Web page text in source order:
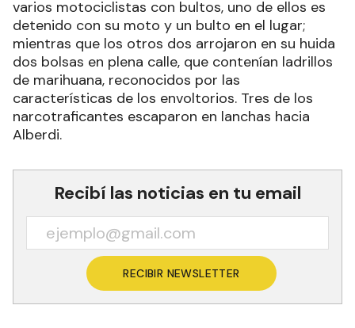
varios motociclistas con bultos, uno de ellos es
detenido con su moto y un bulto en el lugar;
mientras que los otros dos arrojaron en su huida
dos bolsas en plena calle, que contenían ladrillos
de marihuana, reconocidos por las
características de los envoltorios. Tres de los
narcotraficantes escaparon en lanchas hacia
Alberdi.
Recibí las noticias en tu email
RECIBIR NEWSLETTER